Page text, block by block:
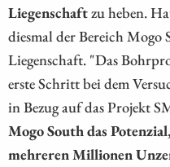
Liegenschaftzu heben.
diesmal der Bereich Mogo
Liegenschaft. "Das
erste Schritt bei dem
in Bezug auf das Projekt
Mogo South das
mehreren Millionen